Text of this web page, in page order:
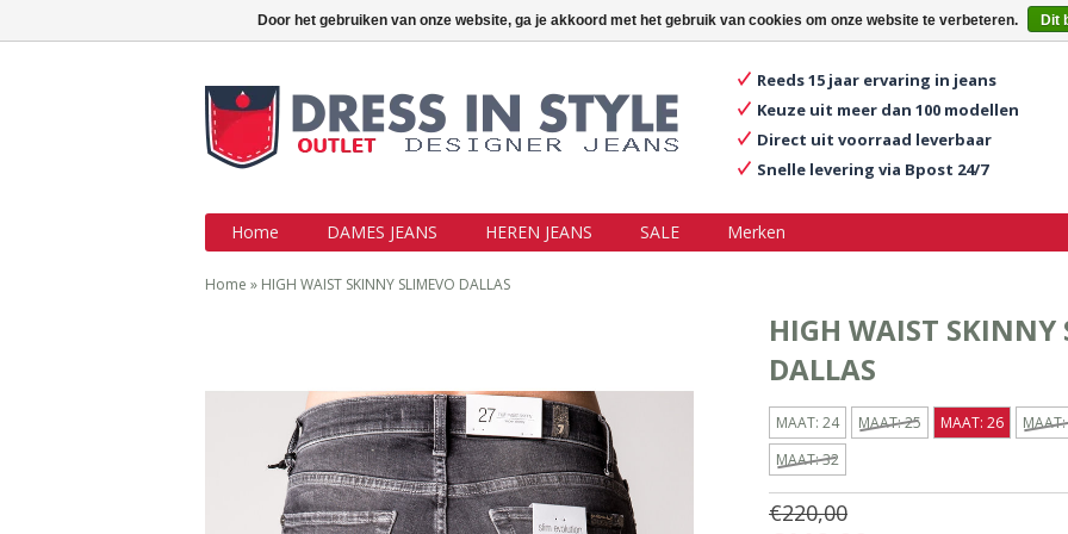
Outlet jeans aan topprijzen !!! Inloggen Een account aanmaken Mijn winkelwagen €0,00
Reeds 15 jaar ervaring in jeans
Keuze uit meer dan 100 modellen
Direct uit voorraad leverbaar
Snelle levering via Bpost 24/7
Home DAMES JEANS HEREN JEANS SALE Merken
Home » HIGH WAIST SKINNY SLIMEVO DALLAS
HIGH WAIST SKINNY
DALLAS
MAAT: 24 MAAT: 25 MAAT: 26
MAAT: 32
€220,00
Door het gebruiken van onze website, ga je akkoord met het gebruik van cookies om onze website te verbeteren. Dit